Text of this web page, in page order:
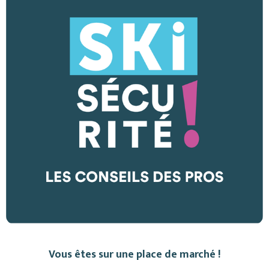
Vous êtes sur une place de marché !